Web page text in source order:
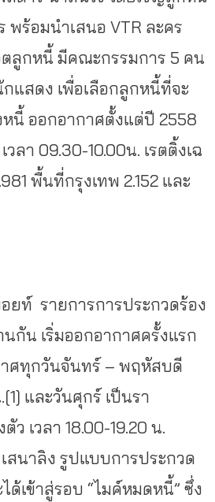
พร้อมนำเสนอ VTR ละคร
ลูกหนี้ มีคณะกรรมการ 5 คน
แสดง เพื่อเลือกลูกหนี้ที่จะ
หนี้ ออกอากาศตั้งแต่ปี 2558
ลา 09.30-10.00น. เรตติ้งเฉ
พื้นที่กรุงเทพ 2.152 และ
ยท์ รายการการประกวดร้อง
กัน เริ่มออกอากาศครั้งแรก
ศทุกวันจันทร์ – พฤหัสบดี
และวันศุกร์ เป็นรา
เวลา 18.00-19.20 น.
สนาลิง รูปแบบการประกวด
ด้เข้าสู่รอบ “ไมค์หมดหนี้” ซึ่ง